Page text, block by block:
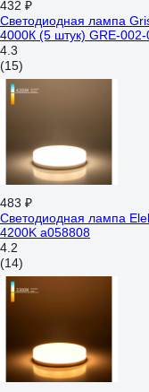
432 ₽
Светодиодная лампа
4000К (5 штук) GRE-
4.3
(15)
483 ₽
Светодиодная лампа
4200K a058808
4.2
(14)